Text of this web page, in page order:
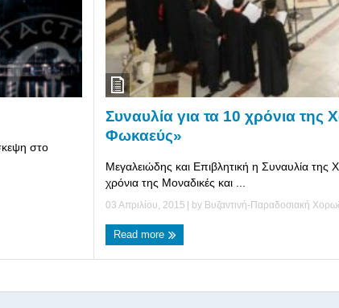
στο
Συναυλία για τα 10 χρόνια
Φωκαεύς»
Μεγαλειώδης και Επιβλητική η Συναυλία
χρόνια της Μοναδικές και ...
03 Απριλίου, 2015 | by Βυζαντινή-Παραδοσιακή
Read more